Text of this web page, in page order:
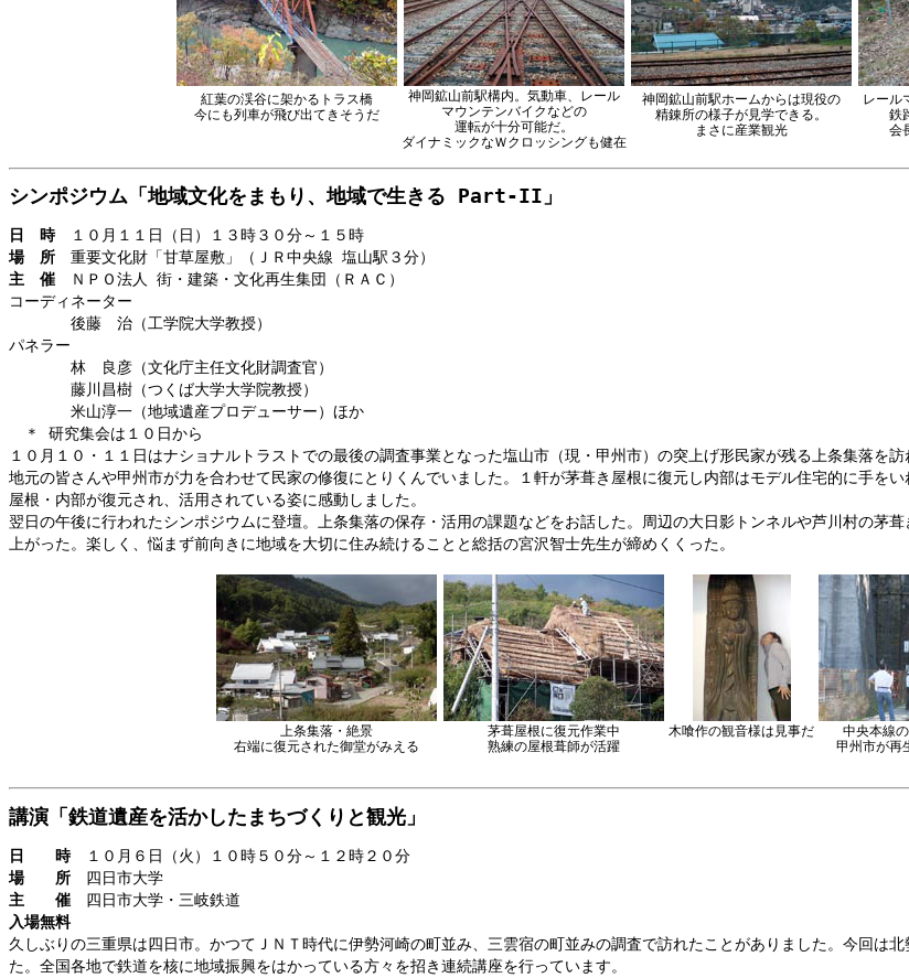
紅葉の渓谷に架かるトラス橋
今にも列車が飛び出てきそうだ
神岡鉱山前駅構内。気動車、レール
マウンテンバイクなどの
運転が十分可能だ。
ダイナミックなＷクロッシングも健在
神岡鉱山前駅ホームからは現役の
精錬所の様子が見学できる。
まさに産業観光
レール
鉄
会
シンポジウム「地域文化をまもり、地域で生きる Part-II」
日 時１０月１１日（日）１３時３０分～１５時
場 所 重要文化財「甘草屋敷」（ＪＲ中央線 塩山駅３分）
主 催 ＮＰＯ法人 街・建築・文化再生集団（ＲＡＣ）
コーディネーター
後藤 治（工学院大学教授）
パネラー
林 良彦（文化庁主任文化財調査官）
藤川昌樹（つくば大学大学院教授）
米山淳一（地域遺産プロデューサー）ほか
＊ 研究集会は１０日から
１０月１０・１１日はナショナルトラストでの最後の調査事業となった塩山市（現・甲州市）の突上げ形民家が残る上条集落を
地元の皆さんや甲州市が力を合わせて民家の修復にとりくんでいました。１軒が茅葺き屋根に復元し内部はモデル住宅的に手を
屋根・内部が復元され、活用されている姿に感動しました。
翌日の午後に行われたシンポジウムに登壇。上条集落の保存・活用の課題などをお話した。周辺の大日影トンネルや芦川村の茅
上がった。楽しく、悩まず前向きに地域を大切に住み続けることと総括の宮沢智士先生が締めくくった。
上条集落・絶景
右端に復元された御堂がみえる
茅葺屋根に復元作業中
熟練の屋根葺師が活躍
木喰作の観音様は見事だ
中央本線
甲州市が再
講演「鉄道遺産を活かしたまちづくりと観光」
日 時１０月６日（火）１０時５０分～１２時２０分
場 所 四日市大学
主 催 四日市大学・三岐鉄道
入場無料
久しぶりの三重県は四日市。かつてＪＮＴ時代に伊勢河崎の町並み、三雲宿の町並みの調査で訪れたことがありました。今回は
た。全国各地で鉄道を核に地域振興をはかっている方々を招き連続講座を行っています。